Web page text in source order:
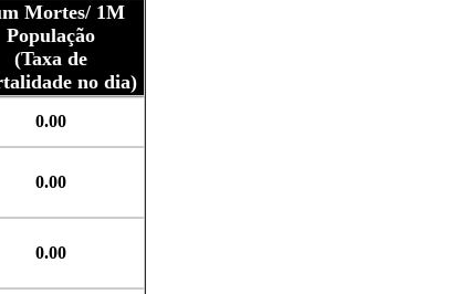
Mortes/ 1M
População
(Taxa de
no dia)
0.00
0.00
0.00